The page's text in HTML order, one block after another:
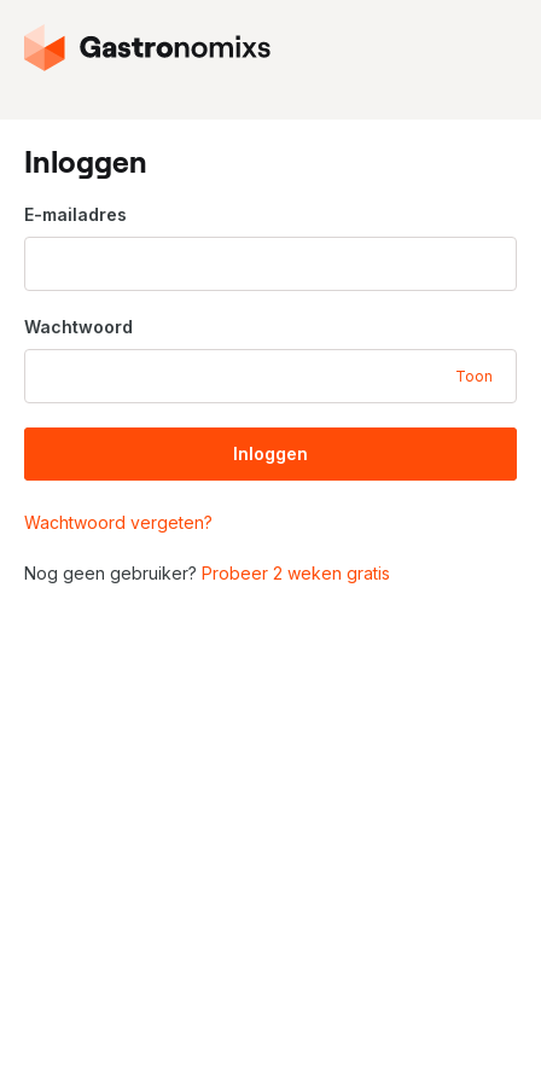
G
a
a
r
d
e
o
m
e
a
g
n
a
Inloggen
E-mailadres
Wachtwoord
Toon
Inloggen
Wachtwoord vergeten?
Nog geen gebruiker? Probeer 2 weken gratis